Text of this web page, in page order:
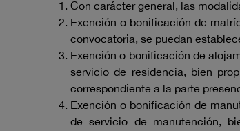
Con carácter general, las
Exención o bonificación de
convocatoria, se puedan
Exención o bonificación de
servicio de residencia, bien
correspondiente a la parte
Exención o bonificación de
de servicio de manutención,